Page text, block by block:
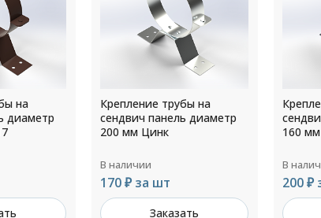
на
диаметр
Крепление трубы на
сендвич панель диаметр
160 мм RAL 7024
В наличии
200 ₽ за шт
Заказать
250
В
245 ₽